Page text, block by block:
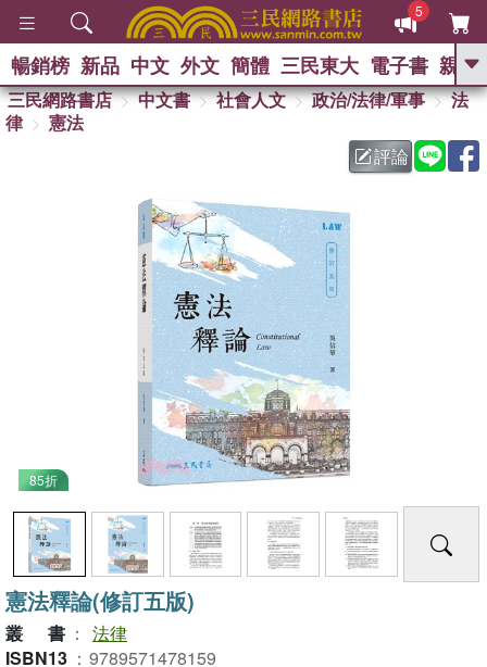
5
GO
暢銷榜 新品 中文 外文 簡體 三民東大 電子書 親子
三民網路書店 中文書 社會人文 政治/法律/軍事
法
律
憲法
評論
85折
憲法釋論(修訂五版)
叢書 ： 法律
ISBN13 ： 9789571478159